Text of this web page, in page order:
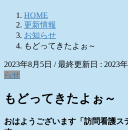
HOME
更新情報
お知らせ
もどってきたよぉ～
2023年8月5日 / 最終更新日 : 2023
らせ
もどってきたよぉ～
おはようございます「訪問看護ス